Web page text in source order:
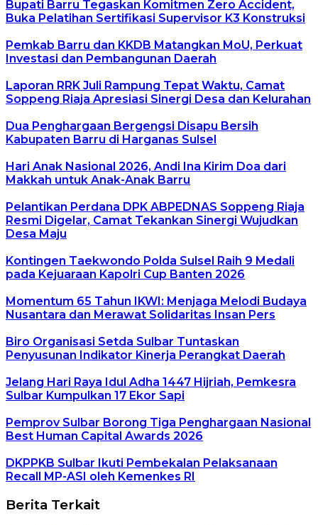
Bupati Barru Tegaskan Komitmen Zero Accident,
Buka Pelatihan Sertifikasi Supervisor K3 Konstruksi
Pemkab Barru dan KKDB Matangkan MoU, Perkuat
Investasi dan Pembangunan Daerah
Laporan RRK Juli Rampung Tepat Waktu, Camat
Soppeng Riaja Apresiasi Sinergi Desa dan Kelurahan
Dua Penghargaan Bergengsi Disapu Bersih
Kabupaten Barru di Harganas Sulsel
Hari Anak Nasional 2026, Andi Ina Kirim Doa dari
Makkah untuk Anak-Anak Barru
Pelantikan Perdana DPK ABPEDNAS Soppeng Riaja
Resmi Digelar, Camat Tekankan Sinergi Wujudkan
Desa Maju
Kontingen Taekwondo Polda Sulsel Raih 9 Medali
pada Kejuaraan Kapolri Cup Banten 2026
Momentum 65 Tahun IKWI: Menjaga Melodi Budaya
Nusantara dan Merawat Solidaritas Insan Pers
Biro Organisasi Setda Sulbar Tuntaskan
Penyusunan Indikator Kinerja Perangkat Daerah
Jelang Hari Raya Idul Adha 1447 Hijriah, Pemkesra
Sulbar Kumpulkan 17 Ekor Sapi
Pemprov Sulbar Borong Tiga Penghargaan Nasional
Best Human Capital Awards 2026
DKPPKB Sulbar Ikuti Pembekalan Pelaksanaan
Recall MP-ASI oleh Kemenkes RI
Berita Terkait